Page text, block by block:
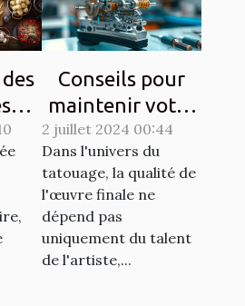
Conseils pour
maintenir votre
matériel de
tatouage en
parfait état
2 juillet 2024 00:44
Dans l'univers du
tatouage, la qualité de
l'œuvre finale ne
dépend pas
uniquement du talent
de l'artiste,...